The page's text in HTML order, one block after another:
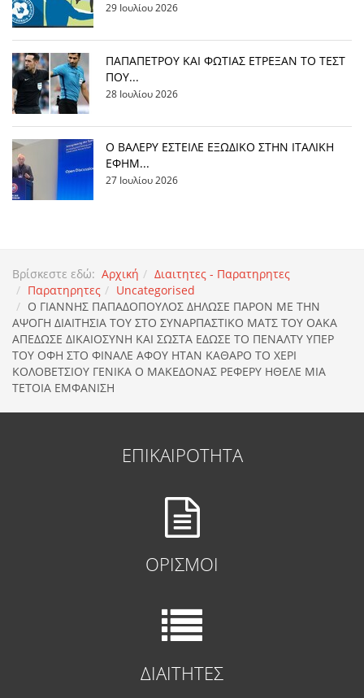
29 Ιουλίου 2026
ΠΑΠΑΠΕΤΡΟΥ ΚΑΙ ΦΩΤΙΑΣ ΕΤΡΕΞΑΝ ΤΟ ΤΕΣΤ
ΠΟΥ...
28 Ιουλίου 2026
Ο ΒΑΛΕΡΥ ΕΣΤΕΙΛΕ ΕΞΩΔΙΚΟ ΣΤΗΝ ΙΤΑΛΙΚΗ
ΕΦΗΜ...
27 Ιουλίου 2026
Βρίσκεστε εδώ: Αρχική
Διαιτητες - Παρατηρητες
Παρατηρητες
Uncategorised
Ο ΓΙΑΝΝΗΣ ΠΑΠΑΔΟΠΟΥΛΟΣ ΔΗΛΩΣΕ ΠΑΡΟΝ ΜΕ ΤΗΝ
ΑΨΟΓΗ ΔΙΑΙΤΗΣΙΑ ΤΟΥ ΣΤΟ ΣΥΝΑΡΠΑΣΤΙΚΟ ΜΑΤΣ ΤΟΥ ΟΑΚΑ
ΑΠΕΔΩΣΕ ΔΙΚΑΙΟΣΥΝΗ ΚΑΙ ΣΩΣΤΑ ΕΔΩΣΕ ΤΟ ΠΕΝΑΛΤΥ ΥΠΕΡ
ΤΟΥ ΟΦΗ ΣΤΟ ΦΙΝΑΛΕ ΑΦΟΥ ΗΤΑΝ ΚΑΘΑΡΟ ΤΟ ΧΕΡΙ
ΚΟΛΟΒΕΤΣΙΟΥ ΓΕΝΙΚΑ Ο ΜΑΚΕΔΟΝΑΣ ΡΕΦΕΡΥ ΗΘΕΛΕ ΜΙΑ
ΤΕΤΟΙΑ ΕΜΦΑΝΙΣΗ
ΕΠΙΚΑΙΡΟΤΗΤΑ
ΟΡΙΣΜΟΙ
ΔΙΑΙΤΗΤΕΣ